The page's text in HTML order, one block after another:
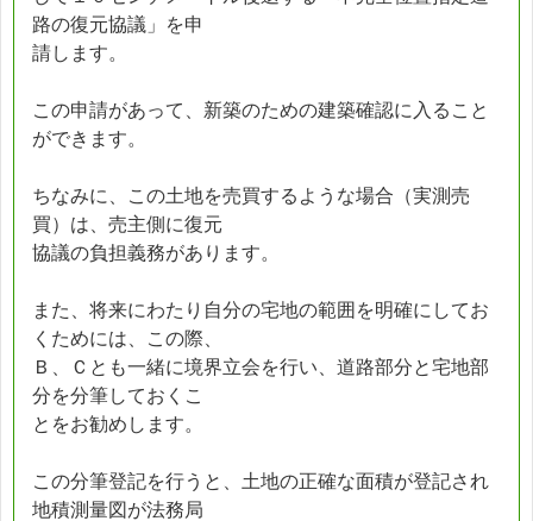
路の復元協議」を申
請します。
この申請があって、新築のための建築確認に入ること
ができます。
ちなみに、この土地を売買するような場合（実測売
買）は、売主側に復元
協議の負担義務があります。
また、将来にわたり自分の宅地の範囲を明確にしてお
くためには、この際、
Ｂ、Ｃとも一緒に境界立会を行い、道路部分と宅地部
分を分筆しておくこ
とをお勧めします。
この分筆登記を行うと、土地の正確な面積が登記され
地積測量図が法務局